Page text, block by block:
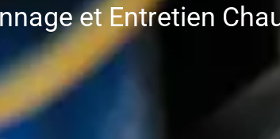
et Entretien